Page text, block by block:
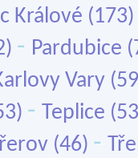
Králové (173)
- Pardubice
Vary
- Teplice
(46) -